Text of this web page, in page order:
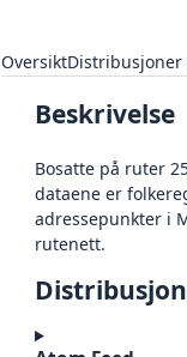
OversiktDistribusjoner
Beskrivelse
Bosatte på ruter
dataene er
adressepunkter i
rutenett.